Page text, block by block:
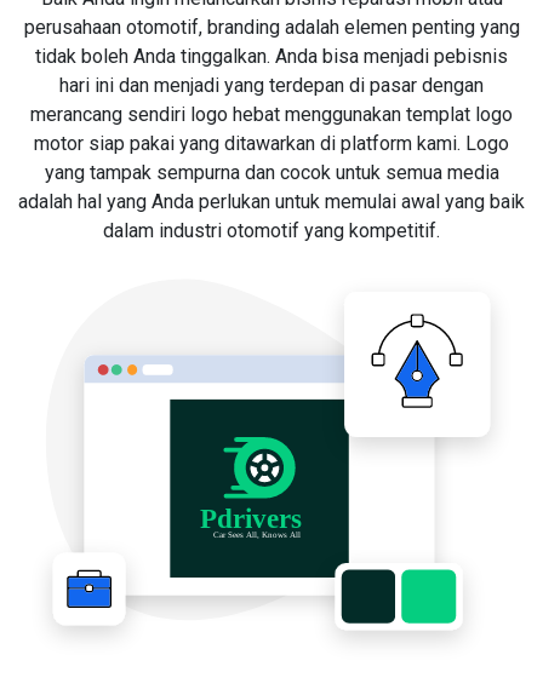
perusahaan otomotif, branding adalah elemen penting yang
tidak boleh Anda tinggalkan. Anda bisa menjadi pebisnis
hari ini dan menjadi yang terdepan di pasar dengan
merancang sendiri logo hebat menggunakan templat logo
motor siap pakai yang ditawarkan di platform kami. Logo
yang tampak sempurna dan cocok untuk semua media
adalah hal yang Anda perlukan untuk memulai awal yang baik
dalam industri otomotif yang kompetitif.